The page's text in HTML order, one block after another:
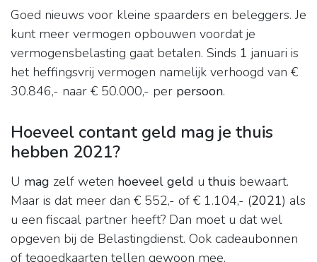
Goed nieuws voor kleine spaarders en beleggers. Je
kunt meer vermogen opbouwen voordat je
vermogensbelasting gaat betalen. Sinds 1 januari is
het heffingsvrij vermogen namelijk verhoogd van €
30.846,- naar € 50.000,- per persoon.
Hoeveel contant geld mag je thuis
hebben 2021?
U mag zelf weten hoeveel geld u thuis bewaart.
Maar is dat meer dan € 552,- of € 1.104,- (2021) als
u een fiscaal partner heeft? Dan moet u dat wel
opgeven bij de Belastingdienst. Ook cadeaubonnen
of tegoedkaarten tellen gewoon mee.